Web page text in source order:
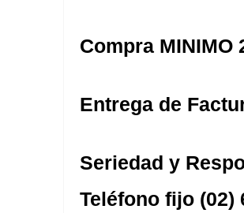
Compra MINIMO
Entrega de
Seriedad y
Teléfono fijo (02)